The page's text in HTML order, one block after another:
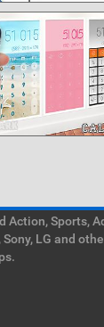
Sports,
LG and